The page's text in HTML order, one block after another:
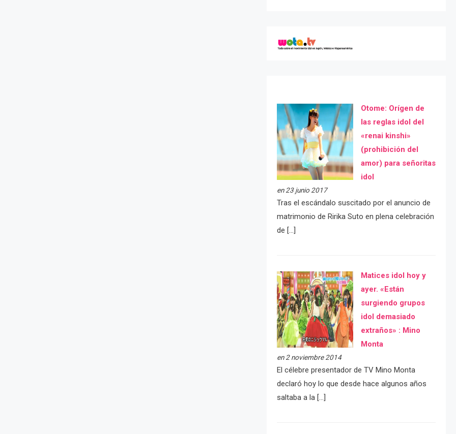
Otome: Orígen de
las reglas idol del
«renai kinshi»
(prohibición del
amor) para señoritas
idol
en 23 junio 2017
Tras el escándalo suscitado por el anuncio de
matrimonio de Ririka Suto en plena celebración
de […]
Matices idol hoy y
ayer. «Están
surgiendo grupos
idol demasiado
extraños» : Mino
Monta
en 2 noviembre 2014
El célebre presentador de TV Mino Monta
declaró hoy lo que desde hace algunos años
saltaba a la […]